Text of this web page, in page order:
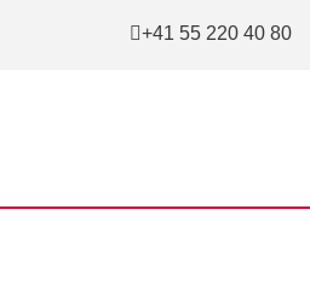
+41 55 220 40 80